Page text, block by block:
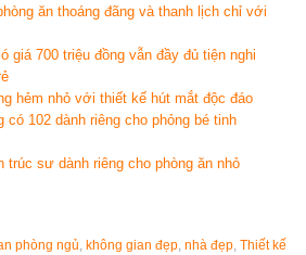
ăn thoáng đãng và thanh lịch chỉ với
giá 700 triệu đồng vẫn đầy đủ tiện nghi
hẻm nhỏ với thiết kế hút mắt độc đáo
có 102 dành riêng cho phỏng bé tinh
trúc sư dành riêng cho phòng ăn nhỏ
phòng ngủ không gian đẹp nhà đẹp Thiết kế